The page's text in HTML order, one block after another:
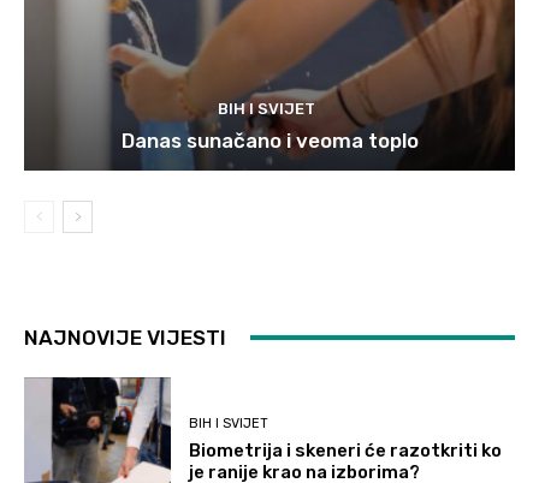
BIH I SVIJET
Danas sunačano i veoma toplo
NAJNOVIJE VIJESTI
BIH I SVIJET
Biometrija i skeneri će razotkriti ko
je ranije krao na izborima?